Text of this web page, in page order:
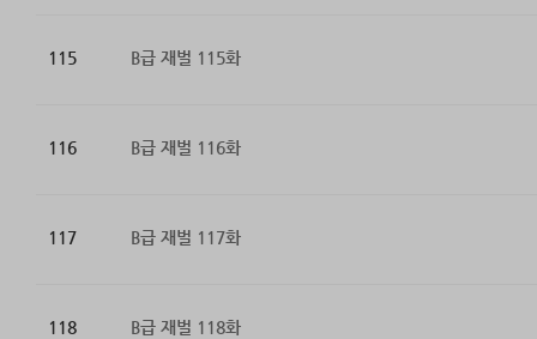
115 B급 재벌 115화
116 B급 재벌 116화
117 B급 재벌 117화
118 B급 재벌 118화